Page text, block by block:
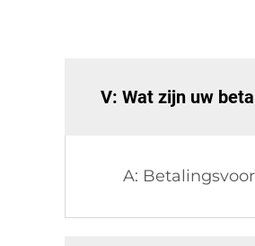
V: Wat zijn uw
A: